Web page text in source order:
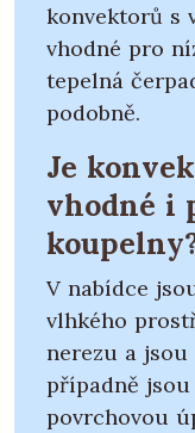
konvektorů s
vhodné pro
tepelná
podobně.
Je
vhodné i
V nabídce
vlhkého
nerezu a jsou
případně
povrchovou